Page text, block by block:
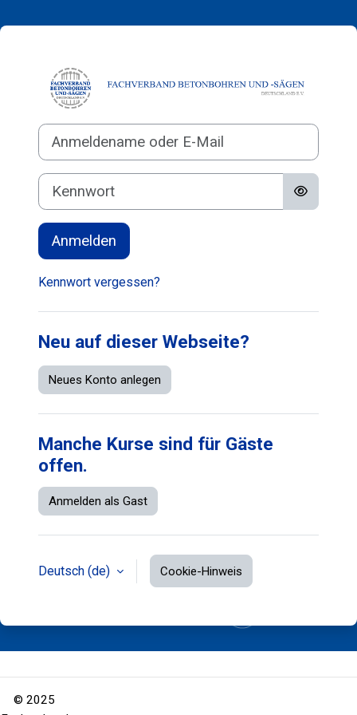
Anmelden bei
Anmeldename oder E-Mail
Kennwort
Anmelden
Kennwort vergessen?
Neu auf dieser Webseite?
Neues Konto anlegen
Manche Kurse sind für Gäste
offen.
Anmelden als Gast
Deutsch ‎(de)‎ Cookie-Hinweis
© 2025